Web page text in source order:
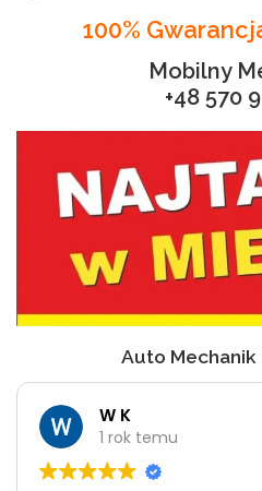
100%
Mobilny
+48 570
Auto Mechanik
W K
1 rok temu